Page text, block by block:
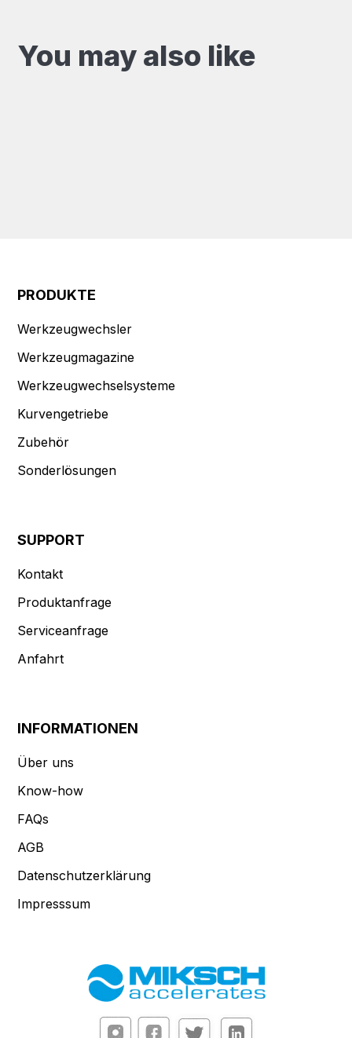
You may also like
PRODUKTE
Werkzeugwechsler
Werkzeugmagazine
Werkzeugwechselsysteme
Kurvengetriebe
Zubehör
Sonderlösungen
SUPPORT
Kontakt
Produktanfrage
Serviceanfrage
Anfahrt
INFORMATIONEN
Über uns
Know-how
FAQs
AGB
Datenschutzerklärung
Impresssum